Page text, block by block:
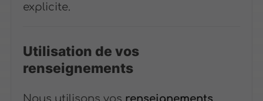
explicite.
Utilisation de vos
renseignements